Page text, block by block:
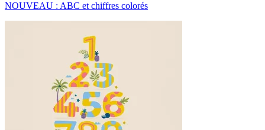
NOUVEAU : ABC et chiffres colorés